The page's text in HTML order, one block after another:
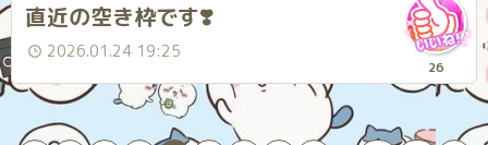
直近の空き枠です❣️
2026.01.24 19:25
26